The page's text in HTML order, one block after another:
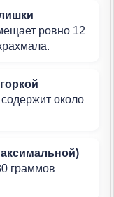
ровно 12
содержит около
граммов